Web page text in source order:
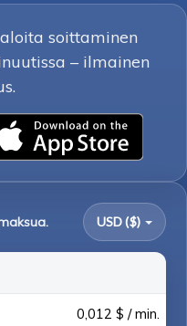
soittaminen
– ilmainen
USD ($)
0,012 $ / min.